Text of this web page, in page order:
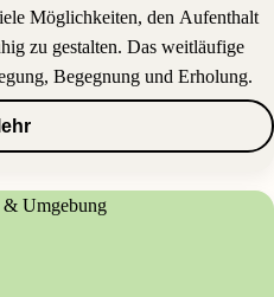
Möglichkeiten, den Aufenthalt
zu gestalten. Das weitläufige
Begegnung und Erholung.